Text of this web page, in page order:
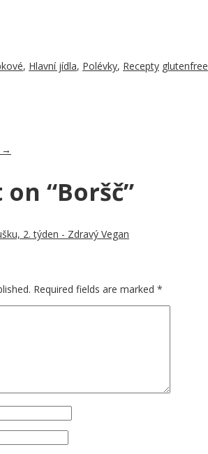
, Hlavní jídla, Polévky, Recepty glutenfree
→
“Boršč”
2. týden - Zdravý Vegan
Required fields are marked *